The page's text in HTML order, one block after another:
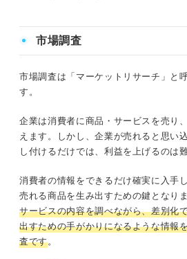
市場調査
市場調査は「マーケットリサーチ」と
す。
企業は消費者に商品・サービスを売り
えます。しかし、企業が売れると思い
し付けるだけでは、利益を上げるのは
消費者の情報をできるだけ確実に入手し
売れる商品を生み出すための鍵となりま
サービスの内容を調べながら、差別化
出すための手がかりになるような情報
査です。